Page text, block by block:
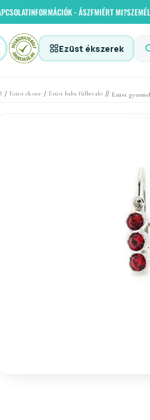
INFORMÁCIÓK - ÁSZFMIÉRT MI?
Ezüst ékszerek
/ Ezüst ékszer / Ezüst baba fülbevaló // Ezüst